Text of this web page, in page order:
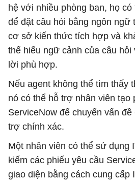
hệ với nhiều phòng ban, họ
để đặt câu hỏi bằng ngôn ngữ
cơ sở kiến ​​thức tích hợp và
thể hiểu ngữ cảnh của câu hỏi
lời phù hợp.
Nếu agent không thể tìm thấy
nó có thể hỗ trợ nhân viên tạo
ServiceNow để chuyển vấn
trợ chính xác.
Một nhân viên có thể sử dụng
kiếm các phiếu yêu cầu
giao diện bằng cách cung cấp